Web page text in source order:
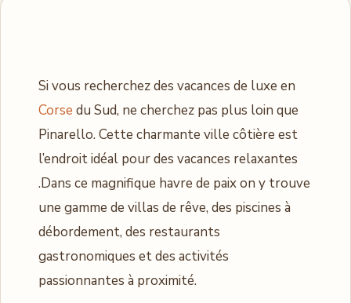
Si vous recherchez des vacances de luxe en
Corse du Sud, ne cherchez pas plus loin que
Pinarello. Cette charmante ville côtière est
l’endroit idéal pour des vacances relaxantes
.Dans ce magnifique havre de paix on y trouve
une gamme de villas de rêve, des piscines à
débordement, des restaurants
gastronomiques et des activités
passionnantes à proximité.